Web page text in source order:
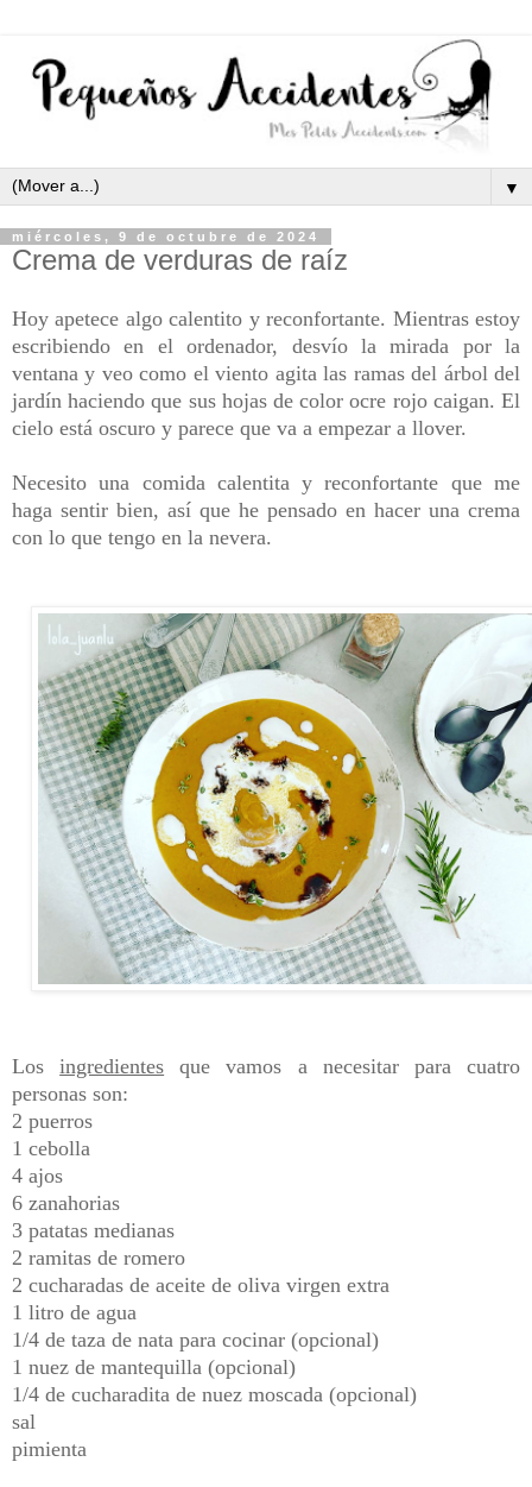
▼
miércoles, 9 de octubre de 2024
Crema de verduras de raíz
Hoy apetece algo calentito y reconfortante. Mientras estoy
escribiendo en el ordenador, desvío la mirada por la
ventana y veo como el viento agita las ramas del árbol del
jardín haciendo que sus hojas de color ocre rojo caigan. El
cielo está oscuro y parece que va a empezar a llover.
Necesito una comida calentita y reconfortante que me
haga sentir bien, así que he pensado en hacer una crema
con lo que tengo en la nevera.
Losingredientes que vamos a necesitar para cuatro
personas son:
2 puerros
1 cebolla
4 ajos
6 zanahorias
3 patatas medianas
2 ramitas de romero
2 cucharadas de aceite de oliva virgen extra
1 litro de agua
1/4 de taza de nata para cocinar (opcional)
1 nuez de mantequilla (opcional)
1/4 de cucharadita de nuez moscada (opcional)
sal
pimienta